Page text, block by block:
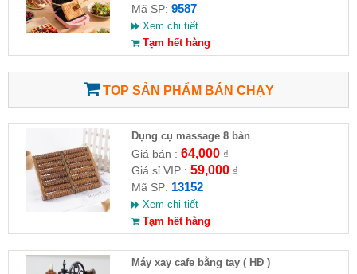
Mã SP: 9587
Xem chi tiết
Tạm hết hàng
TOP SẢN PHẨM BÁN CHẠY
Dụng cụ massage 8 bàn
Giá bán : 64,000₫
Giá sỉ VIP : 59,000₫
Mã SP: 13152
Xem chi tiết
Tạm hết hàng
Máy xay cafe bằng tay ( HĐ )